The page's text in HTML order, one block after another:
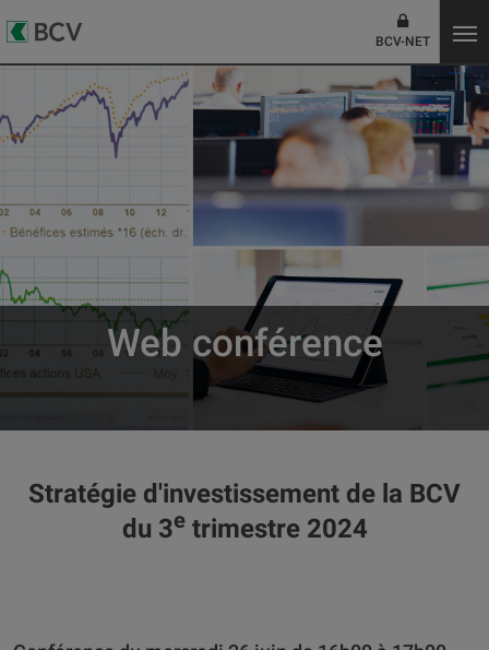
BCV-NET
Web conférence
Stratégie d'investissement de la BCV
du 3etrimestre 2024